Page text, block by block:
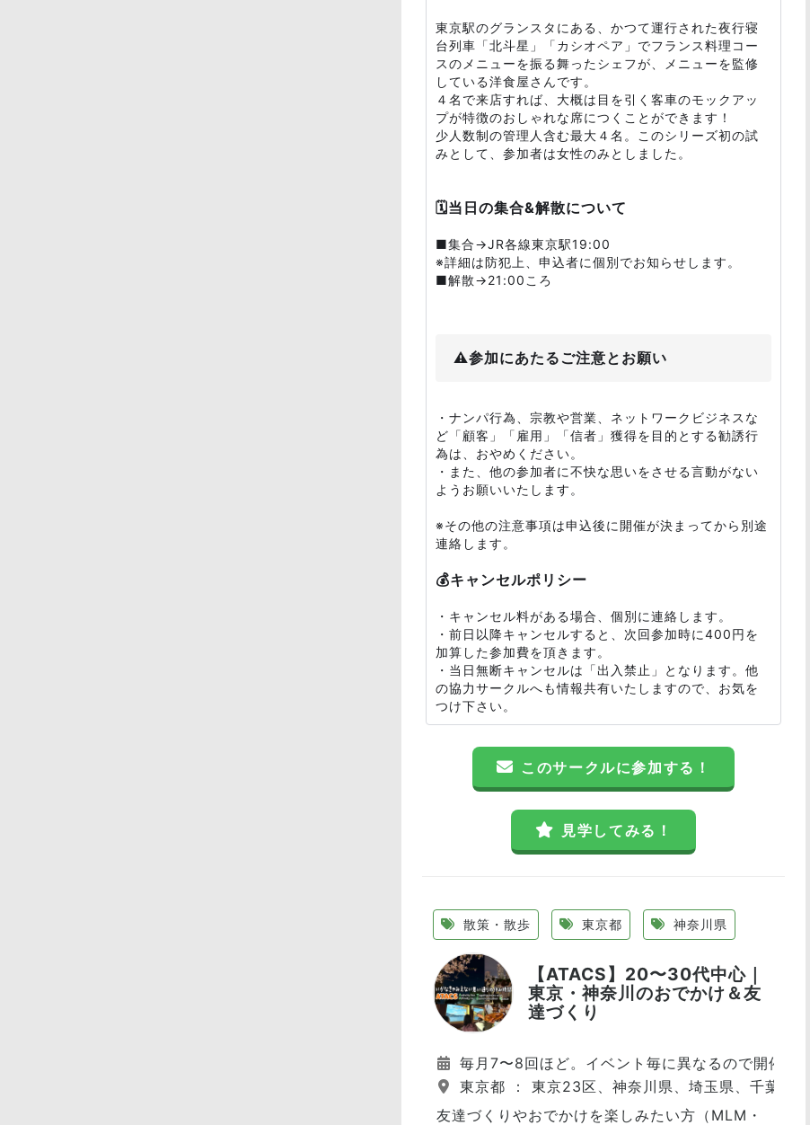
東京駅のグランスタにある、かつて運行された夜行寝
台列車「北斗星」「カシオペア」でフランス料理コー
スのメニューを振る舞ったシェフが、メニューを監修
している洋食屋さんです。
４名で来店すれば、大概は目を引く客車のモックアッ
プが特徴のおしゃれな席につくことができます！
少人数制の管理人含む最大４名。このシリーズ初の試
みとして、参加者は女性のみとしました。
🗓️当日の集合&解散について
■集合→JR各線東京駅19:00
※詳細は防犯上、申込者に個別でお知らせします。
■解散→21:00ころ
⚠️参加にあたるご注意とお願い
・ナンパ行為、宗教や営業、ネットワークビジネスな
ど「顧客」「雇用」「信者」獲得を目的とする勧誘行
為は、おやめください。
・また、他の参加者に不快な思いをさせる言動がない
ようお願いいたします。
※その他の注意事項は申込後に開催が決まってから別途
連絡します。
💰キャンセルポリシー
・キャンセル料がある場合、個別に連絡します。
・前日以降キャンセルすると、次回参加時に400円を
加算した参加費を頂きます。
・当日無断キャンセルは「出入禁止」となります。他
の協力サークルへも情報共有いたしますので、お気を
つけ下さい。
このサークルに参加する！
見学してみる！
散策・散歩 東京都 神奈川県
【ATACS】20〜30代中心｜
東京・神奈川のおでかけ＆友
達づくり
毎月7〜8回ほど。イベント毎に異なるので開催日
東京都 ： 東京23区、神奈川県、埼玉県、千葉県
友達づくりやおでかけを楽しみたい方（MLM・